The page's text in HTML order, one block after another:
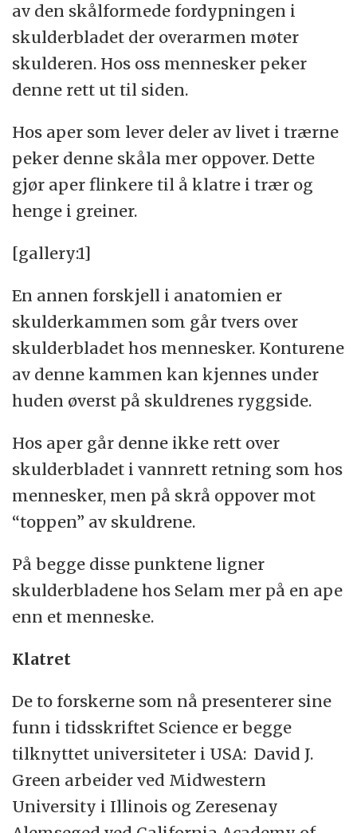
av den skålformede fordypningen i
skulderbladet der overarmen møter
skulderen. Hos oss mennesker peker
denne rett ut til siden.
Hos aper som lever deler av livet i trærne
peker denne skåla mer oppover. Dette
gjør aper flinkere til å klatre i trær og
henge i greiner.
[gallery:1]
En annen forskjell i anatomien er
skulderkammen som går tvers over
skulderbladet hos mennesker. Konturene
av denne kammen kan kjennes under
huden øverst på skuldrenes ryggside.
Hos aper går denne ikke rett over
skulderbladet i vannrett retning som hos
mennesker, men på skrå oppover mot
“toppen” av skuldrene.
På begge disse punktene ligner
skulderbladene hos Selam mer på en ape
enn et menneske.
Klatret
De to forskerne som nå presenterer sine
funn i tidsskriftet Science er begge
tilknyttet universiteter i USA: David J.
Green arbeider ved Midwestern
University i Illinois og Zeresenay